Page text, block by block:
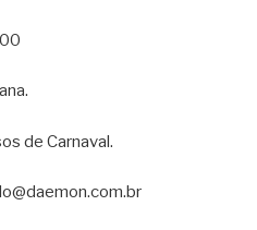
de Carnaval.